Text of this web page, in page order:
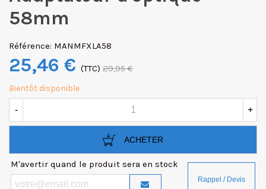
58mm
Référence: MANMFXLA58
25,46 € (TTC) 29,95 €
Bientôt disponible
- +
ACHETER
M'avertir quand le produit sera en stock